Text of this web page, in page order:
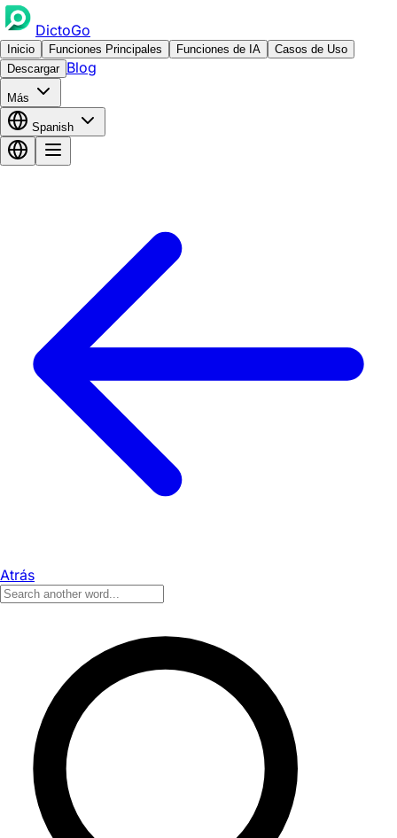
DictoGo
Inicio Funciones Principales Funciones de IA
Casos de Uso
Descargar Blog
Más
Spanish
Atrás